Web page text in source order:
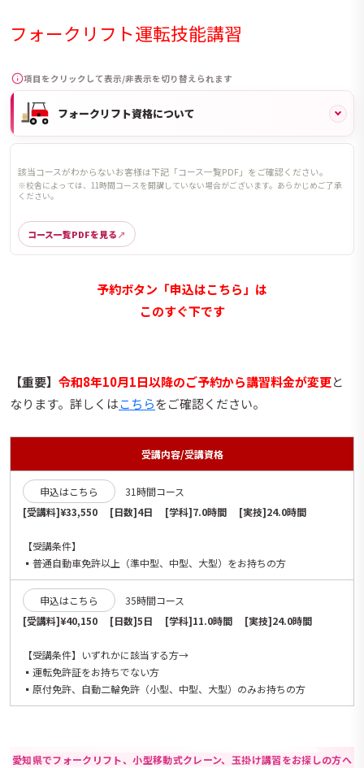
フォークリフト運転技能講習
項目をクリックして表示/非表示を切り替えられます
フォークリフト資格について
該当コースがわからないお客様は下記「コース一覧PDF」をご確認ください。
※校舎によっては、11時間コースを開講していない場合がございます。あらかじめご了承
ください。
コース一覧PDFを見る
予約ボタン「申込はこちら」は
このすぐ下です
【重要】 令和8年10月1日以降のご予約から講習料金が変更と
なります。詳しくはこちらをご確認ください。
受講内容/受講資格
申込はこちら
31時間コース
[受講料]¥33,550 [日数]4日 [学科]7.0時間 [実技]24.0時間
【受講条件】
▪️普通自動車免許以上（準中型、中型、大型）をお持ちの方
申込はこちら
35時間コース
[受講料]¥40,150 [日数]5日 [学科]11.0時間 [実技]24.0時間
【受講条件】いずれかに該当する方→
▪️運転免許証をお持ちでない方
▪️原付免許、自動二輪免許（小型、中型、大型）のみお持ちの方
愛知県でフォークリフト、小型移動式クレーン、玉掛け講習をお探しの方へ